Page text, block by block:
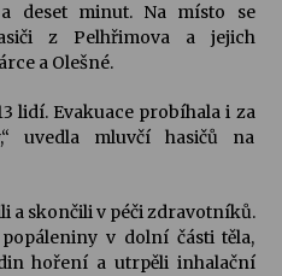
deset minut. Na místo se
z Pelhřimova a jejich
a Olešné.
lidí. Evakuace probíhala i za
uvedla mluvčí hasičů na
a skončili v péči zdravotníků.
v dolní části těla,
hoření a utrpěli inhalační